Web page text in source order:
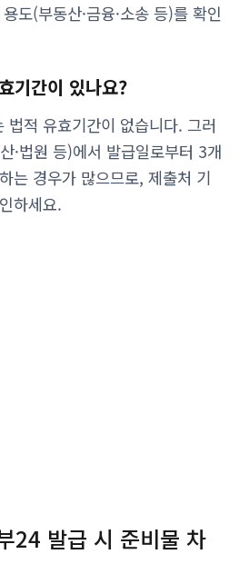
도(부동산·금융·소송 등)를 확인
기간이 있나요?
법적 유효기간이 없습니다. 그러
·법원 등)에서 발급일로부터 3개
는 경우가 많으므로, 제출처 기
하세요.
24 발급 시 준비물 차